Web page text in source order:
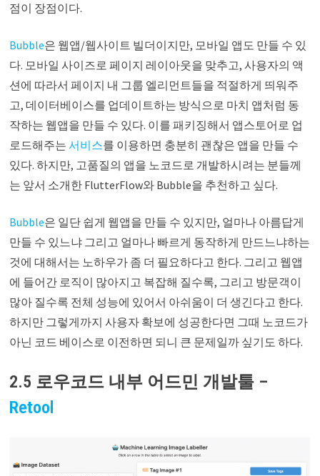
점이 장점이다.
Bubble은 웹앱/웹사이트 빌더이지만, 모바일 앱도 만들 수 있
다. 모바일 사이즈로 페이지 레이아웃을 맞추고, 사용자의 액
션에 따라서 페이지 내 그룹 엘리먼트들을 적절하게 띄워주
고, 데이터베이스를 업데이트하는 방식으로 마치 앱처럼 동
작하는 웹앱을 만들 수 있다. 이를 패키징해서 앱스토어로 업
로드해주는서비스를 이용하면 충분히 괜찮은 앱을 만들 수
있다. 하지만, 고품질의 앱을 노코드로 개발하시려는 분들께
는 앞서 소개한 FlutterFlow와 Bubble을 추천하고 싶다.
Bubble은 일단 쉽게 웹앱을 만들 수 있지만, 얼마나 아름답게
만들 수 있느냐 그리고 얼마나 빠르게 동작하게 만드느냐하는
것에 대해서는 노하우가 좀 더 필요하다고 한다. 그리고 웹앱
에 들어간 로직이 많아지고 복잡해 질수록, 그리고 방문객이
많아 질수록 전체 성능에 있어서 아쉬움이 더 생긴다고 한다.
하지만 그렇게까지 사용자 확보에 성공한다면 그때 노코드가
아닌 코드 베이스로 이전하면 되니 큰 문제일까 싶기도 하다.
2.5 로우코드 내부 어드민 개발툴 –
Retool